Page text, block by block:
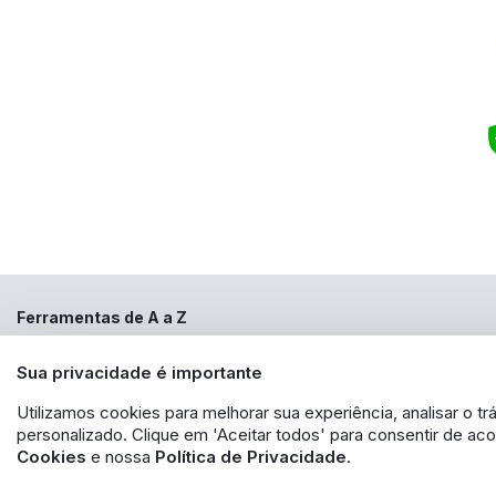
Sua privacidade é importante
Utilizamos cookies para melhorar sua experiência, analisar o
personalizado. Clique em 'Aceitar todos' para consentir de
Cookies e nossa Política de Privacidade.
Ferramentas de A a Z
aqui veiculados são de propriedade exclusiva da FERRAMENTAS DE A a
EXPORTAÇÃO - EIRELI - CNPJ: 30.356.735/0001-13 - Estrada das
produto. Caso os produtos apresentem divergências de valores, o